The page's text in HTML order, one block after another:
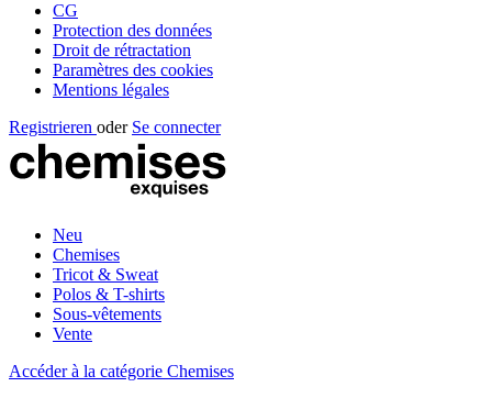
CG
Protection des données
Droit de rétractation
Paramètres des cookies
Mentions légales
Registrieren oder Se connecter
Neu
Chemises
Tricot & Sweat
Polos & T-shirts
Sous-vêtements
Vente
Accéder à la catégorie Chemises